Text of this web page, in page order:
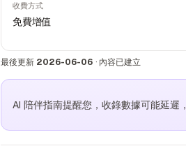
收費方式
免費增值
最後更新 2026-06-06 · 內容已建立
AI 陪伴指南提醒您，收錄數據可能延遲